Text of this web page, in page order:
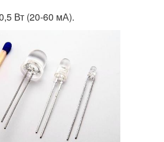
Вт (20-60 мА).